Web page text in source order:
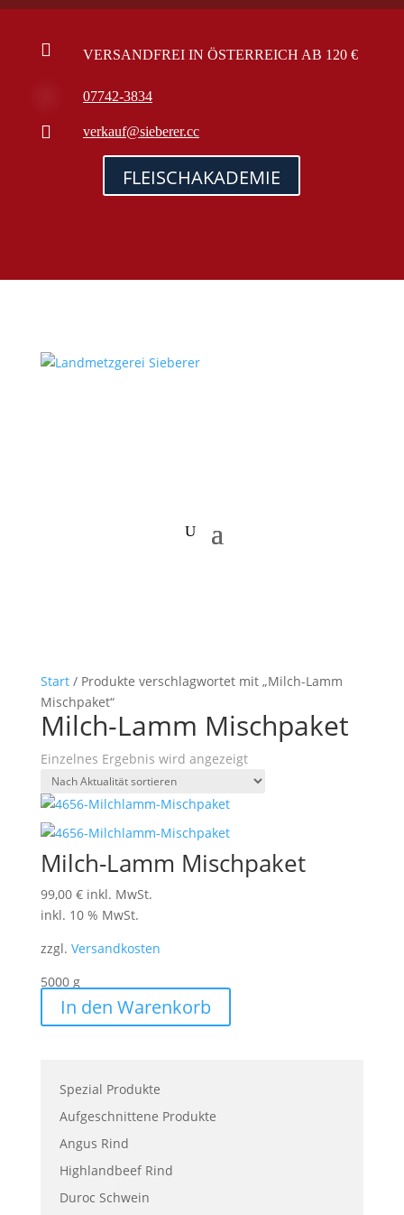
 VERSANDFREI IN ÖSTERREICH AB 120 €
07742-3834
 verkauf@sieberer.cc
FLEISCHAKADEMIE
Start/ Produkte verschlagwortet mit „Milch-Lamm
Mischpaket“
Milch-Lamm Mischpaket
Einzelnes Ergebnis wird angezeigt
Milch-Lamm Mischpaket
99,00 € inkl. MwSt.
inkl. 10 % MwSt.
zzgl. Versandkosten
5000 g
In den Warenkorb
Spezial Produkte
Aufgeschnittene Produkte
Angus Rind
Highlandbeef Rind
Duroc Schwein